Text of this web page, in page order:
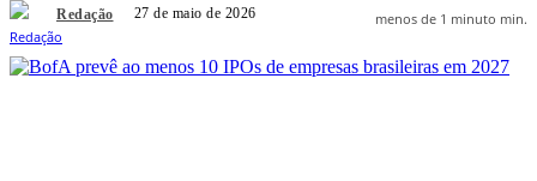
Redação 27 de maio de 2026 menos de 1 minuto min.